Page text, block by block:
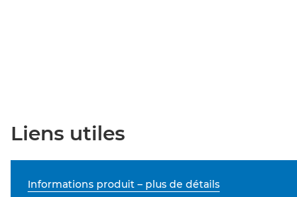
Liens utiles
Informations produit – plus de détails